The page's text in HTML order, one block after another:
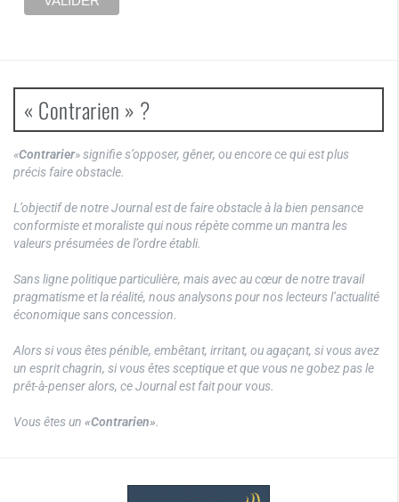
« Contrarien » ?
«Contrarier» signifie s’opposer, gêner, ou encore ce qui est plus
précis faire obstacle.
L’objectif de notre Journal est de faire obstacle à la bien pensance
conformiste et moraliste qui nous répète comme un mantra les
valeurs présumées de l’ordre établi.
Sans ligne politique particulière, mais avec au cœur de notre travail
pragmatisme et la réalité, nous analysons pour nos lecteurs l’actualité
économique sans concession.
Alors si vous êtes pénible, embêtant, irritant, ou agaçant, si vous avez
un esprit chagrin, si vous êtes sceptique et que vous ne gobez pas le
prêt-à-penser alors, ce Journal est fait pour vous.
Vous êtes un «Contrarien».